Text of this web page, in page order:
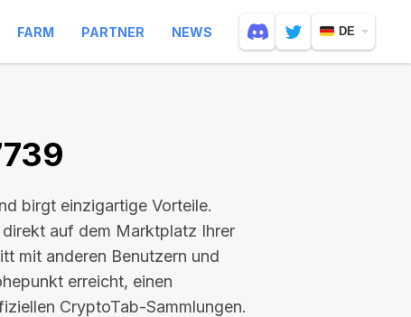
FARM PARTNER NEWS DE
birgt einzigartige Vorteile.
auf dem Marktplatz Ihrer
mit anderen Benutzern und
erreicht, einen
CryptoTab-Sammlungen.